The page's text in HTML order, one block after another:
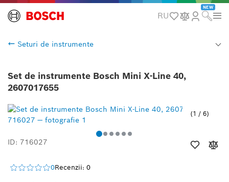
RU
NEW
Seturi de instrumente
Set de instrumente Bosch Mini X-Line 40,
2607017655
1 / 6
ID: 716027
0Recenzii: 0